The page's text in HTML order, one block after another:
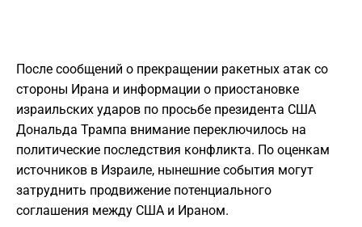
После сообщений о прекращении ракетных атак со
стороны Ирана и информации о приостановке
израильских ударов по просьбе президента США
Дональда Трампа внимание переключилось на
политические последствия конфликта. По оценкам
источников в Израиле, нынешние события могут
затруднить продвижение потенциального
соглашения между США и Ираном.